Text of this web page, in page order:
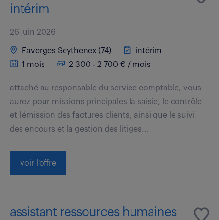
intérim
26 juin 2026
Faverges Seythenex (74)
intérim
1 mois
2 300 - 2 700 € / mois
attaché au responsable du service comptable, vous
aurez pour missions principales la saisie, le contrôle
et l'émission des factures clients, ainsi que le suivi
des encours et la gestion des litiges...
voir l'offre
assistant ressources humaines